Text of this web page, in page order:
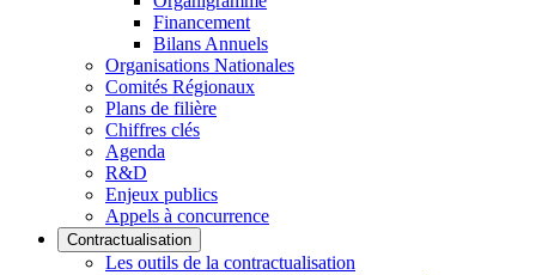
Financement
Bilans Annuels
Organisations Nationales
Comités Régionaux
Plans de filière
Chiffres clés
Agenda
R&D
Enjeux publics
Appels à concurrence
Contractualisation
Les outils de la contractualisation